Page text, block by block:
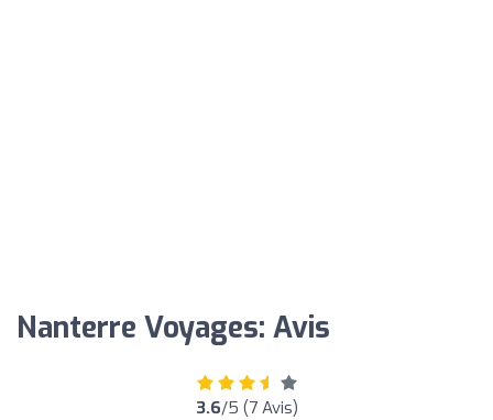
Nanterre Voyages: Avis
3.6/5 (7 Avis)